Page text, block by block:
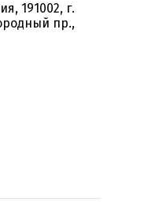
191002, г.
пр.,